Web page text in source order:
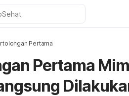
Pertama
Pertama